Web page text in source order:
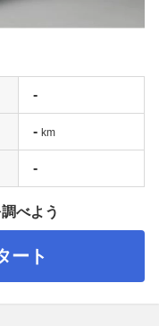
-
- km
-
べよう
ート